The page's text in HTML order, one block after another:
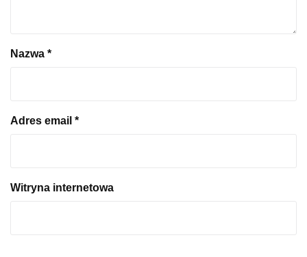
Nazwa *
Adres email *
Witryna internetowa